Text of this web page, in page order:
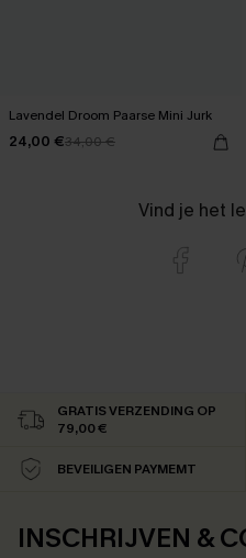
Lavendel Droom Paarse Mini Jurk
24,00 €34,00 €
Vind je het
GRATIS VERZENDING OP
79,00 €
BEVEILIGEN PAYMEMT
INSCHRIJVEN &